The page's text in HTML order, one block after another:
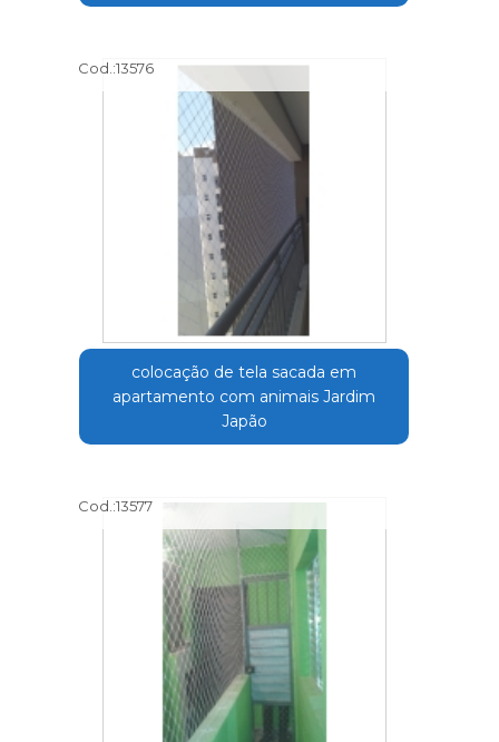
Cod.:13576
colocação de tela sacada em
apartamento com animais Jardim
Japão
Cod.:13577